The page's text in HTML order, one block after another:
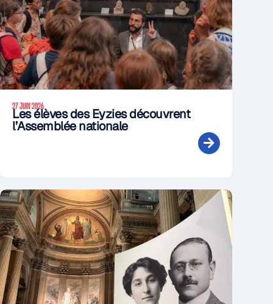
27 JUIN 2026
Les élèves des Eyzies découvrent
l’Assemblée nationale